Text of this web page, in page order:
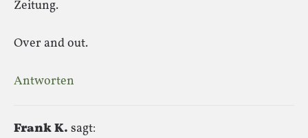
Zeitung.
Over and out.
Antworten
Frank K. sagt: